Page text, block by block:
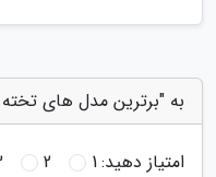
به "برترین مدل های تخته
امتیاز دهید:1
2